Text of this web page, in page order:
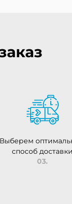
Выберем
способ
03.